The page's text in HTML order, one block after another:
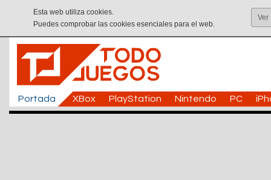
Esta web utiliza cookies.
Puedes comprobar las cookies esenciales para el web.
Ver
Portada XBox PlayStation Nintendo PC